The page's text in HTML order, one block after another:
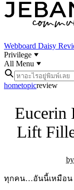
Webboard Daisy
Privilege
All Menu
hometopicreview
Eucerin
Lift
ทุกคน…อันนี้เหมือน